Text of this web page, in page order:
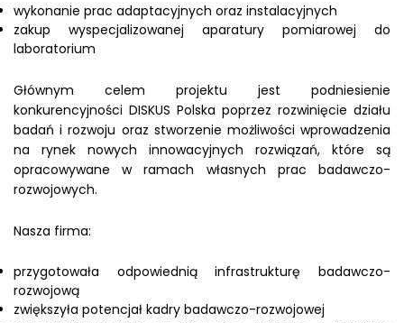
wykonanie prac adaptacyjnych oraz instalacyjnych
zakup wyspecjalizowanej aparatury pomiarowej do
laboratorium
Głównym celem projektu jest podniesienie
konkurencyjności DISKUS Polska poprzez rozwinięcie działu
badań i rozwoju oraz stworzenie możliwości wprowadzenia
na rynek nowych innowacyjnych rozwiązań, które są
opracowywane w ramach własnych prac badawczo-
rozwojowych.
Nasza firma:
przygotowała odpowiednią infrastrukturę badawczo-
rozwojową
zwiększyła potencjał kadry badawczo-rozwojowej